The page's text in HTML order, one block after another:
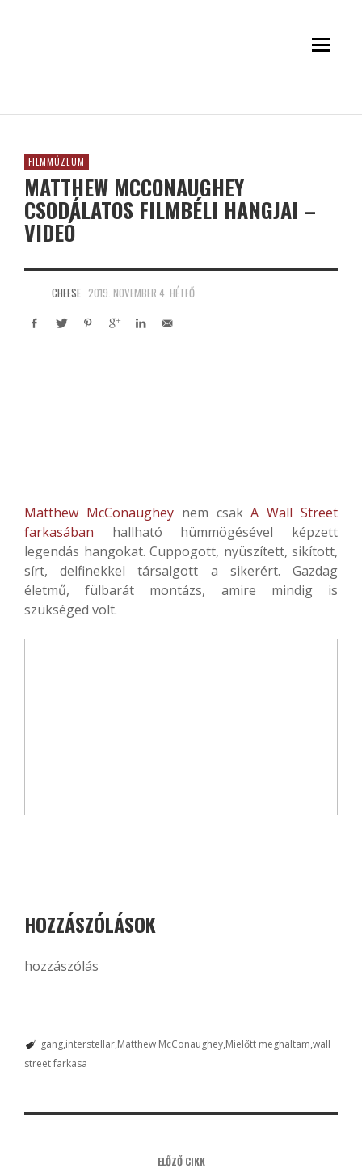
FILMMÚZEUM
MATTHEW MCCONAUGHEY
CSODÁLATOS FILMBÉLI HANGJAI –
VIDEÓ
CHEESE 2019. NOVEMBER 4. HÉTFŐ
Matthew McConaugheynem csakA Wall Street
farkasában hallható hümmögésével képzett
legendás hangokat. Cuppogott, nyüszített, sikított,
sírt, delfinekkel társalgott a sikerért. Gazdag
életmű, fülbarát montázs, amire mindig is
szükséged volt.
HOZZÁSZÓLÁSOK
hozzászólás
gang interstellar Matthew McConaughey Mielőtt meghaltam wall
street farkasa
ELŐZŐ CIKK